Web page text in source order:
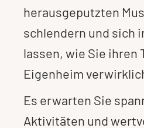
herausgeputzten
schlendern und sich
lassen, wie Sie ihren
Eigenheim
Es erwarten Sie
Aktivitäten und